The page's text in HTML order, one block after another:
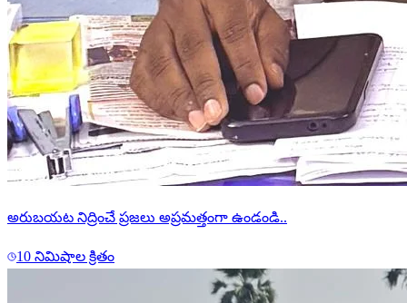
అరుబయట నిద్రించే ప్రజలు అప్రమత్తంగా ఉండండి..
10 నిమిషాల క్రితం